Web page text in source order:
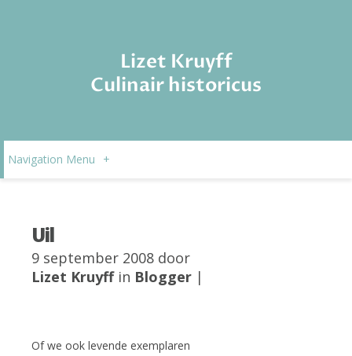
Lizet Kruyff
Culinair historicus
Navigation Menu +
Uil
9 september 2008 door
Lizet Kruyffin Blogger |
Of we ook levende exemplaren